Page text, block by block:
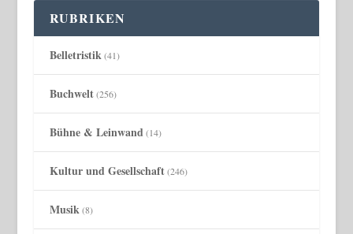
RUBRIKEN
Belletristik(41)
Buchwelt(256)
Bühne & Leinwand(14)
Kultur und Gesellschaft(246)
Musik(8)